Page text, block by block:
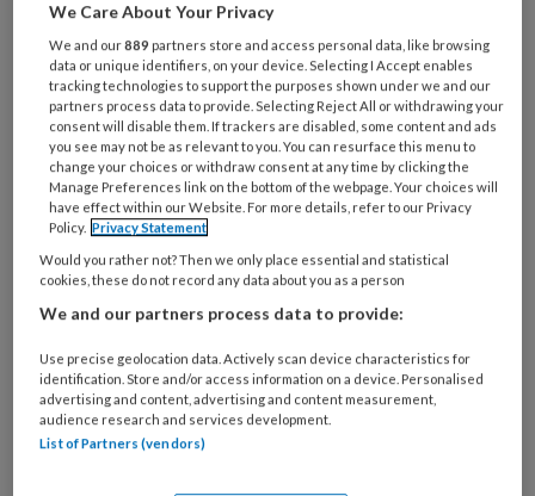
dan? Of is het juist tijd om AI langzaam
te omarmen door vooral te leren hoe
we het praktisch kunnen inzetten? Ik
ging zelf op onderzoek uit en stond
versteld van de mogelijkheden.
PREMIUM
Bekijk de mogelijkheden
We Care About Your Privacy
We and our889 partners store and access personal data, like browsing
data or unique identifiers, on your device. Selecting I Accept enables
tracking technologies to support the purposes shown under we and our
partners process data to provide. Selecting Reject All or withdrawing your
consent will disable them. If trackers are disabled, some content and ads
you see may not be as relevant to you. You can resurface this menu to
change your choices or withdraw consent at any time by clicking the
Manage Preferences link on the bottom of the webpage. Your choices will
have effect within our Website. For more details, refer to our Privacy
Policy. Privacy Statement
Would you rather not? Then we only place essential and statistical
cookies, these do not record any data about you as a person
We and our partners process data to provide:
Use precise geolocation data. Actively scan device characteristics for
identification. Store and/or access information on a device. Personalised
advertising and content, advertising and content measurement,
audience research and services development.
List of Partners (vendors)